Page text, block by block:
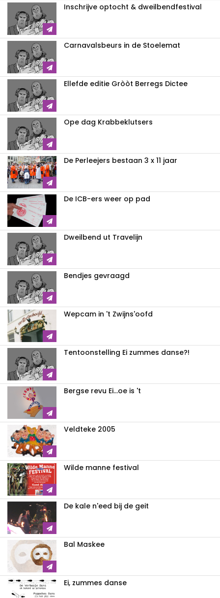
Inschrijve optocht & dweilbendfestival
Carnavalsbeurs in de Stoelemat
Ellefde editie Gròòt Berregs Dictee
Ope dag Krabbeklutsers
De Perleejers bestaan 3 x 11 jaar
De ICB-ers weer op pad
Dweilbend ut Travelijn
Bendjes gevraagd
Wepcam in 't Zwijns'oofd
Tentoonstelling Ei zummes danse?!
Bergse revu Ei...oe is 't
Veldteke 2005
Wilde manne festival
De kale n'eed bij de geit
Bal Maskee
Ei, zummes danse